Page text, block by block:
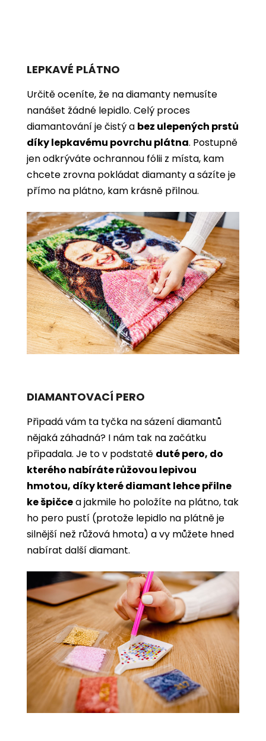
LEPKAVÉ PLÁTNO
Určitě oceníte, že na diamanty nemusíte
nanášet žádné lepidlo. Celý proces
diamantování je čistý a bez ulepených prstů
díky lepkavému povrchu plátna. Postupně
jen odkrýváte ochrannou fólii z místa, kam
chcete zrovna pokládat diamanty a sázíte je
přímo na plátno, kam krásně přilnou.
DIAMANTOVACÍ PERO
Připadá vám ta tyčka na sázení diamantů
nějaká záhadná? I nám tak na začátku
připadala. Je to v podstatě duté pero, do
kterého nabíráte růžovou lepivou
hmotou, díky které diamant lehce přilne
ke špičcea jakmile ho položíte na plátno, tak
ho pero pustí (protože lepidlo na plátně je
silnější než růžová hmota) a vy můžete hned
nabírat další diamant.